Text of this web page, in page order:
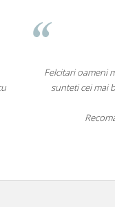
minunati pentru
buni. Nepotii mei au fost
cu drag si increde